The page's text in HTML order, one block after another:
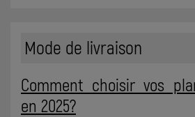
Mode de livraison
Comment choisir vos
en 2025?